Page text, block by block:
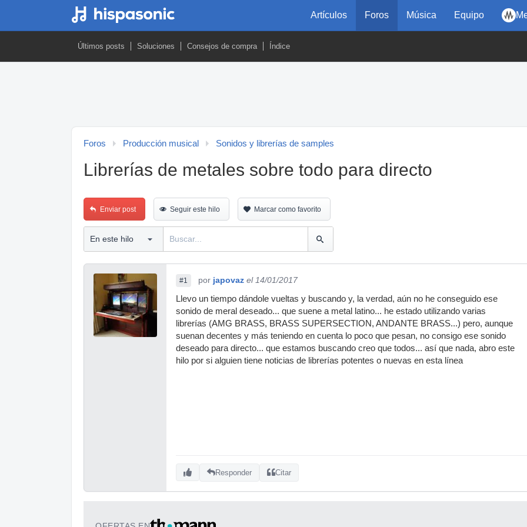
Artículos Foros Música Equipo
Últimos posts Soluciones Consejos de compra Índice
Foros Producción musical Sonidos y librerías de samples
Librerías de metales sobre todo para directo
Enviar post Seguir este hilo Marcar como favorito
#1 por japovaz el 14/01/2017
Llevo un tiempo dándole vueltas y buscando y, la verdad, aún no he conseguido ese
sonido de meral deseado... que suene a metal latino... he estado utilizando varias
librerías (AMG BRASS, BRASS SUPERSECTION, ANDANTE BRASS...) pero, aunque
suenan decentes y más teniendo en cuenta lo poco que pesan, no consigo ese sonido
deseado para directo... que estamos buscando creo que todos... así que nada, abro este
hilo por si alguien tiene noticias de librerías potentes o nuevas en esta línea
Responder Citar